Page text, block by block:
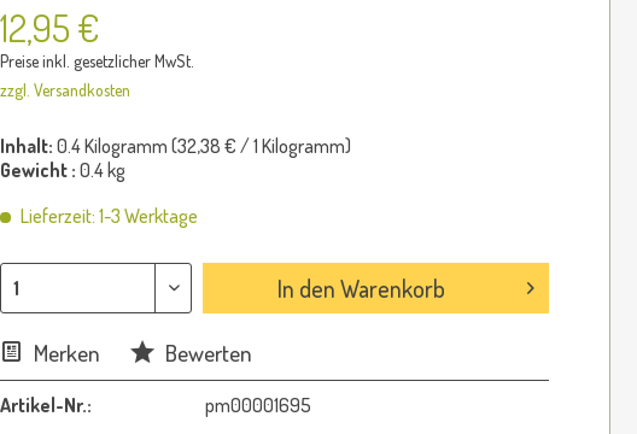
12,95 €
Preise inkl. gesetzlicher MwSt.
zzgl. Versandkosten
Inhalt: 0.4 Kilogramm (32,38 € / 1 Kilogramm)
Gewicht : 0.4 kg
Lieferzeit: 1-3 Werktage
In denWarenkorb
Merken Bewerten
Artikel-Nr.: pm00001695